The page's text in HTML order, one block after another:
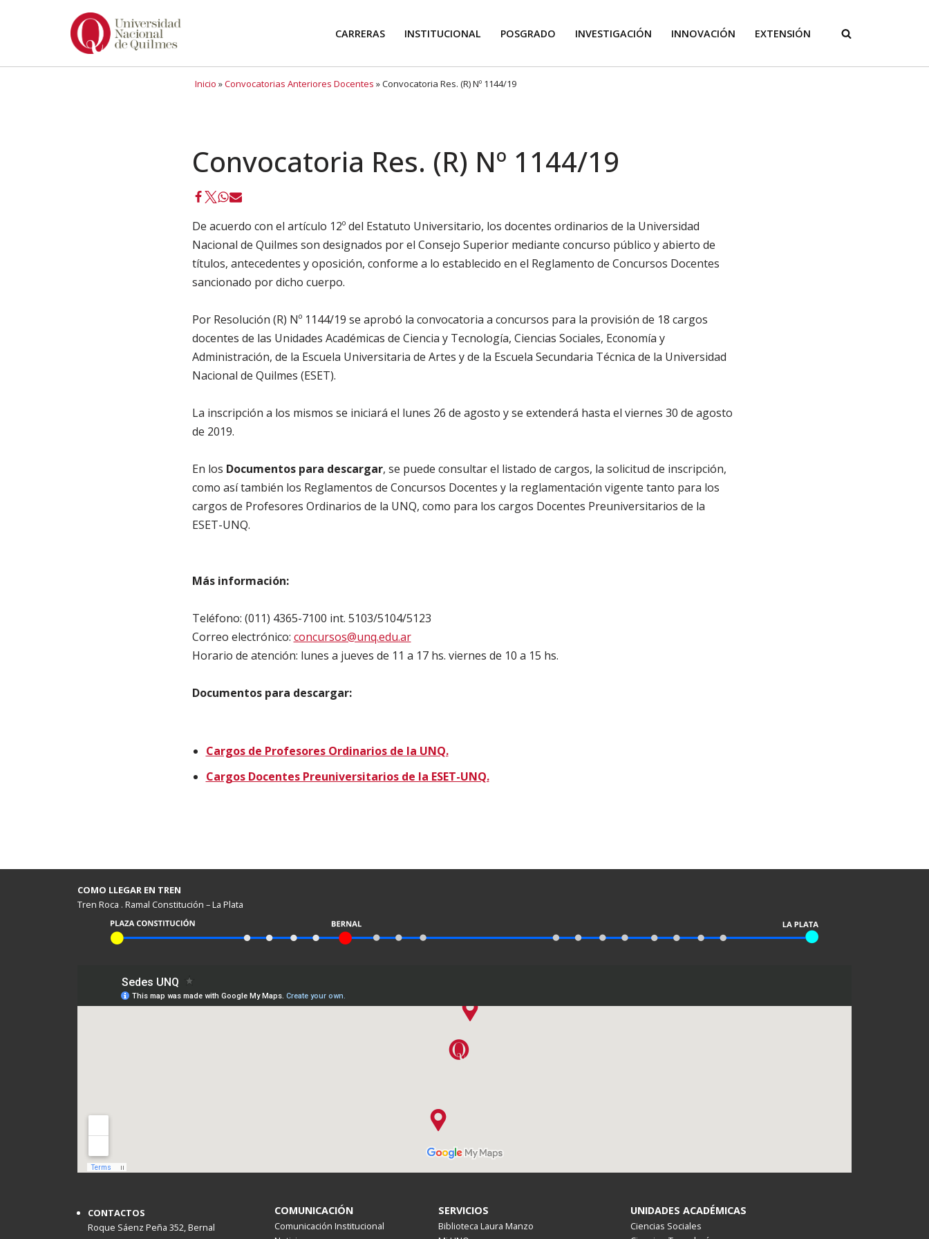
CARRERAS INSTITUCIONAL POSGRADO INVESTIGACIÓN INNOVACIÓN EXTENSIÓN
Inicio »Convocatorias Anteriores Docentes »Convocatoria Res. (R) Nº 1144/19
Convocatoria Res. (R) Nº 1144/19
De acuerdo con el artículo 12º del Estatuto Universitario, los docentes ordinarios de la Universidad
Nacional de Quilmes son designados por el Consejo Superior mediante concurso público y abierto de
títulos, antecedentes y oposición, conforme a lo establecido en el Reglamento de Concursos Docentes
sancionado por dicho cuerpo.
Por Resolución (R) Nº 1144/19 se aprobó la convocatoria a concursos para la provisión de 18 cargos
docentes de las Unidades Académicas de Ciencia y Tecnología, Ciencias Sociales, Economía y
Administración, de la Escuela Universitaria de Artes y de la Escuela Secundaria Técnica de la Universidad
Nacional de Quilmes (ESET).
La inscripción a los mismos se iniciará el lunes 26 de agosto y se extenderá hasta el viernes 30 de agosto
de 2019.
En los Documentos para descargar, se puede consultar el listado de cargos, la solicitud de inscripción,
como así también los Reglamentos de Concursos Docentes y la reglamentación vigente tanto para los
cargos de Profesores Ordinarios de la UNQ, como para los cargos Docentes Preuniversitarios de la
ESET-UNQ.
Más información:
Teléfono: (011) 4365-7100 int. 5103/5104/5123
Correo electrónico: concursos@unq.edu.ar
Horario de atención: lunes a jueves de 11 a 17 hs. viernes de 10 a 15 hs.
Documentos para descargar:
Cargos de Profesores Ordinarios de la UNQ.
Cargos Docentes Preuniversitarios de la ESET-UNQ.
COMO LLEGAR EN TREN
Tren Roca . Ramal Constitución – La Plata
CONTACTOS
Roque Sáenz Peña 352, Bernal
COMUNICACIÓN
Comunicación Institucional
SERVICIOS
Biblioteca Laura Manzo
UNIDADES ACADÉMICAS
Ciencias Sociales